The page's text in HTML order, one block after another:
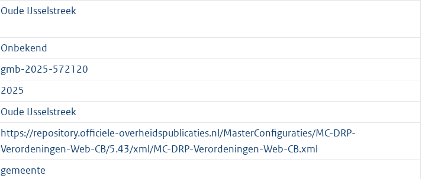
o
t
e
:
2
K
b
o
t
t
e
2
K
b
Oude IJsselstreek
Onbekend
gmb-2025-572120
2025
Oude IJsselstreek
https://repository.officiele-overheidspublicaties.nl/MasterConfiguraties/MC-DRP-
Verordeningen-Web-CB/5.43/xml/MC-DRP-Verordeningen-Web-CB.xml
gemeente